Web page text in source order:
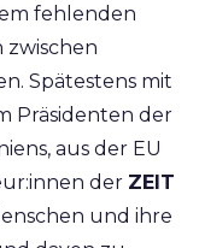
fehlenden
Spätestens mit
Präsidenten der
aus der EU
der ZEIT
und ihre